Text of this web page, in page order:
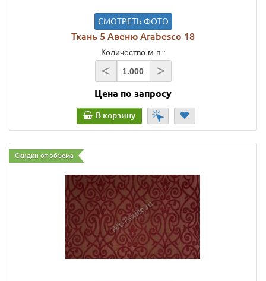
СМОТРЕТЬ ФОТО
Ткань 5 Авеню Arabesco 18
Количество м.п.:
< >
Цена по запросу
В корзину
Скидки от объема